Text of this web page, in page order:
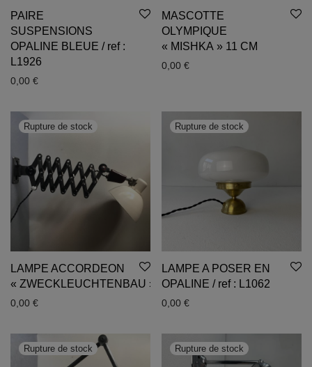
PAIRE
SUSPENSIONS
OPALINE BLEUE / ref :
L1926
0,00 €
MASCOTTE
OLYMPIQUE
« MISHKA » 11 CM
0,00 €
LAMPE ACCORDEON
« ZWECKLEUCHTENBAU »
0,00 €
LAMPE A POSER EN
OPALINE / ref : L1062
0,00 €